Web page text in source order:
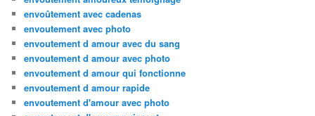
envoûtement avec cadenas
envoutement avec photo
envoutement d amour avec du sang
envoutement d amour avec photo
envoutement d amour qui fonctionne
envoutement d amour rapide
envoutement d'amour avec photo